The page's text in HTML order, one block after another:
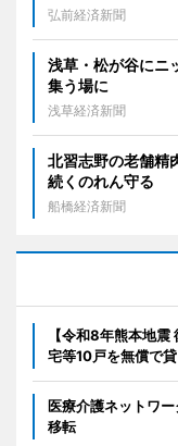
弘前経済新聞
浅草・松が谷に
集う場に
浅草経済新聞
北習志野の老舗
続くのれん守る
船橋経済新聞
【令和8年熊本地
宅等10戸を無償で
医療介護ネットワ
移転